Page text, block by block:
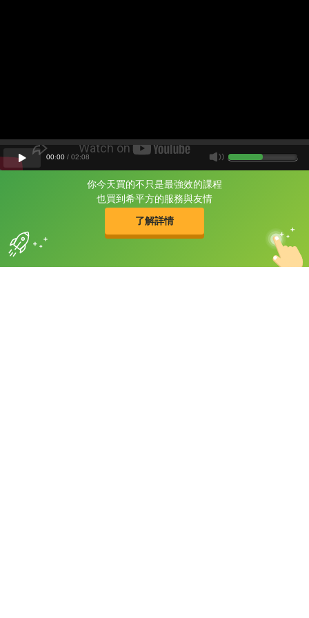
你今天買的不只是最強效的課程
也買到希平方的服務與友情
了解詳情
片尾有
攻其不背
的品牌故事
00:00 / 02:08